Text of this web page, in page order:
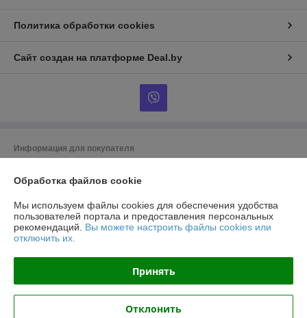
Политика обработки cookies
Сайт создан на платформе Deal.by
Информация для покупателя
Республика Беларусь, 220073, г. Минск, ул. Кальварийская, 33/1,
Регистрационный номер ЕГР: 191513797
УНП: 191513797
Регистрационный орган: Минский Горисполком
Дата регистрации компании: 26.01.2012
Ссылка на свидетельство/лицензию
Обработка файлов cookie
Мы используем файлы cookies для обеспечения удобства
пользователей портала и предоставления персональных
рекомендаций. Вы можете настроить файлы cookies или
отключить их.
Принять
Отклонить